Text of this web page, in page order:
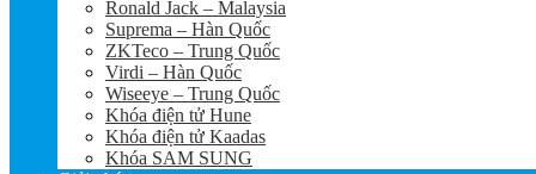
Ronald Jack – Malaysia
Suprema – Hàn Quốc
ZKTeco – Trung Quốc
Virdi – Hàn Quốc
Wiseeye – Trung Quốc
Khóa điện tử Hune
Khóa điện tử Kaadas
Khóa SAM SUNG